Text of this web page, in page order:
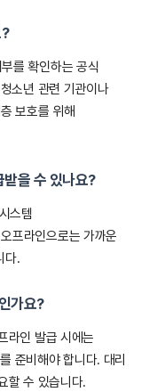
를 확인하는 공식
소년 관련 기관이나
보호를 위해
받을 수 있나요?
스템
프라인으로는 가까운
다.
가요?
라인 발급 시에는
준비해야 합니다. 대리
할 수 있습니다.